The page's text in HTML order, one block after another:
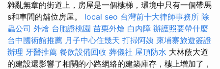
雜亂無章的街道上，房屋是一個樓梯，環境中只有一個帶馬
s和車間的舖位房屋。 local seo 台灣前十大律師事務所 除
蟲公司 外燴 台胞證桃園 苗栗外燴 白內障 辦護照要帶什麼
台中國術館推薦 月子中心住幾天 打掃阿姨 柬埔寨旅遊簽證
辦理 牙醫推薦 餐飲設備回收 葬儀社 屋頂防水 大林蔭大道
的建設還影響了相關的小路網絡的建築庫存，樓上增加了，